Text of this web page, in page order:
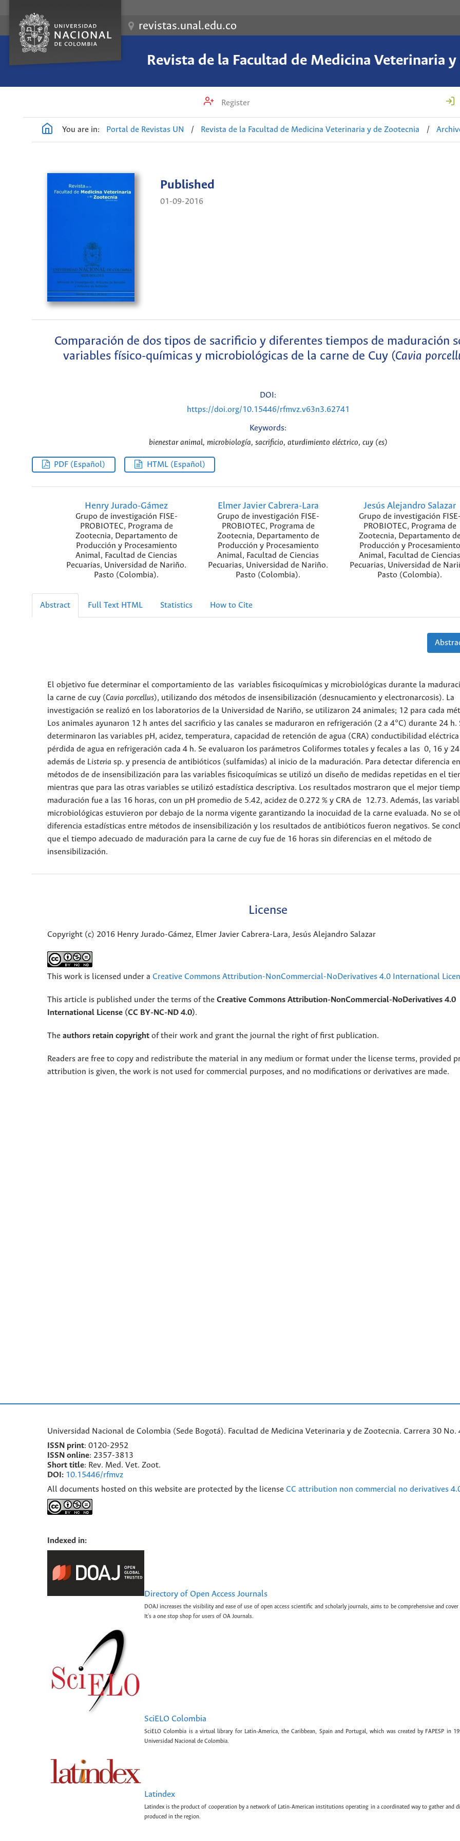
revistas.unal.edu.co
Revista de la Facultad de Medicina Veterinaria
Register
You are in: Portal de Revistas UN / Revista de la Facultad de Medicina Veterinaria y de Zootecnia /
Published
01-09-2016
Comparación de dos tipos de sacrificio y diferentes tiempos de maduración
variables físico-químicas y microbiológicas de la carne de Cuy (Cavia
DOI:
https://doi.org/10.15446/rfmvz.v63n3.62741
Keywords:
bienestar animal, microbiología, sacrificio, aturdimiento eléctrico, cuy (es)
PDF (Español) HTML (Español)
Henry Jurado-Gámez
Grupo de investigación FISE-
PROBIOTEC, Programa de
Zootecnia, Departamento de
Producción y Procesamiento
Animal, Facultad de Ciencias
Pecuarias, Universidad de Nariño.
Pasto (Colombia).
Elmer Javier Cabrera-Lara
Grupo de investigación FISE-
PROBIOTEC, Programa de
Zootecnia, Departamento de
Producción y Procesamiento
Animal, Facultad de Ciencias
Pecuarias, Universidad de Nariño.
Pasto (Colombia).
Jesús Alejandro Salazar
Grupo de investigación FISE-
PROBIOTEC, Programa de
Zootecnia, Departamento
Producción y Procesamiento
Animal, Facultad de Ciencias
Pecuarias, Universidad de
Pasto (Colombia).
Abstract Full Text HTML Statistics How to Cite
El objetivo fue determinar el comportamiento de las variables fisicoquímicas y microbiológicas durante la
la carne de cuy (Cavia porcellus), utilizando dos métodos de insensibilización (desnucamiento y electronarcosis). La
investigación se realizó en los laboratorios de la Universidad de Nariño, se utilizaron 24 animales; 12 para cada
Los animales ayunaron 12 h antes del sacrificio y las canales se maduraron en refrigeración (2 a 4°C) durante 24 h.
determinaron las variables pH, acidez, temperatura, capacidad de retención de agua (CRA) conductibilidad
pérdida de agua en refrigeración cada 4 h. Se evaluaron los parámetros Coliformes totales y fecales a las 0, 16 y
además de Listeria sp. y presencia de antibióticos (sulfamidas) al inicio de la maduración. Para detectar diferencia
métodos de de insensibilización para las variables fisicoquímicas se utilizó un diseño de medidas repetidas en el
mientras que para las otras variables se utilizó estadística descriptiva. Los resultados mostraron que el mejor
maduración fue a las 16 horas, con un pH promedio de 5.42, acidez de 0.272 % y CRA de 12.73. Además, las
microbiológicas estuvieron por debajo de la norma vigente garantizando la inocuidad de la carne evaluada. No se
diferencia estadísticas entre métodos de insensibilización y los resultados de antibióticos fueron negativos. Se
que el tiempo adecuado de maduración para la carne de cuy fue de 16 horas sin diferencias en el método de
insensibilización.
License
Copyright (c) 2016 Henry Jurado-Gámez, Elmer Javier Cabrera-Lara, Jesús Alejandro Salazar
This work is licensed under a Creative Commons Attribution-NonCommercial-NoDerivatives 4.0 International
This article is published under the terms of the Creative Commons Attribution-NonCommercial-NoDerivatives 4.0
International License (CC BY-NC-ND 4.0).
The authors retain copyright of their work and grant the journal the right of first publication.
Readers are free to copy and redistribute the material in any medium or format under the license terms, provided
attribution is given, the work is not used for commercial purposes, and no modifications or derivatives are made.
Universidad Nacional de Colombia (Sede Bogotá). Facultad de Medicina Veterinaria y de Zootecnia. Carrera 30
ISSN print: 0120-2952
SSN online: 2357-3813
Short title: Rev. Med. Vet. Zoot.
DOI: 10.15446/rfmvz
All documents hosted on this website are protected by the license CC attribution non commercial no derivatives
Indexed in:
Directory of Open Access Journals
DOAJ increases the visibility and ease of use of open access scientific and scholarly journals, aims to be comprehensive and
It's a one stop shop for users of OA Journals.
SciELO Colombia
SciELO Colombia is a virtual library for Latin-America, the Caribbean, Spain and Portugal, which was created by FAPESP in
Universidad Nacional de Colombia.
Latindex
Latindex is the product of cooperation by a network of Latin-American institutions operating in a coordinated way to gather
produced in the region.